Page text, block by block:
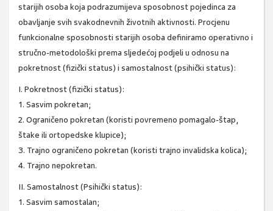
starijih osoba koja podrazumijeva sposobnost pojedinca za
obavljanje svih svakodnevnih životnih aktivnosti. Procjenu
funkcionalne sposobnosti starijih osoba definiramo operativno i
stručno-metodološki prema sljedećoj podjeli u odnosu na
pokretnost (fizički status) i samostalnost (psihički status):
I. Pokretnost (fizički status):
1. Sasvim pokretan;
2. Ograničeno pokretan (koristi povremeno pomagalo-štap,
štake ili ortopedske klupice);
3. Trajno ograničeno pokretan (koristi trajno invalidska kolica);
4. Trajno nepokretan.
II. Samostalnost (Psihički status):
1. Sasvim samostalan;